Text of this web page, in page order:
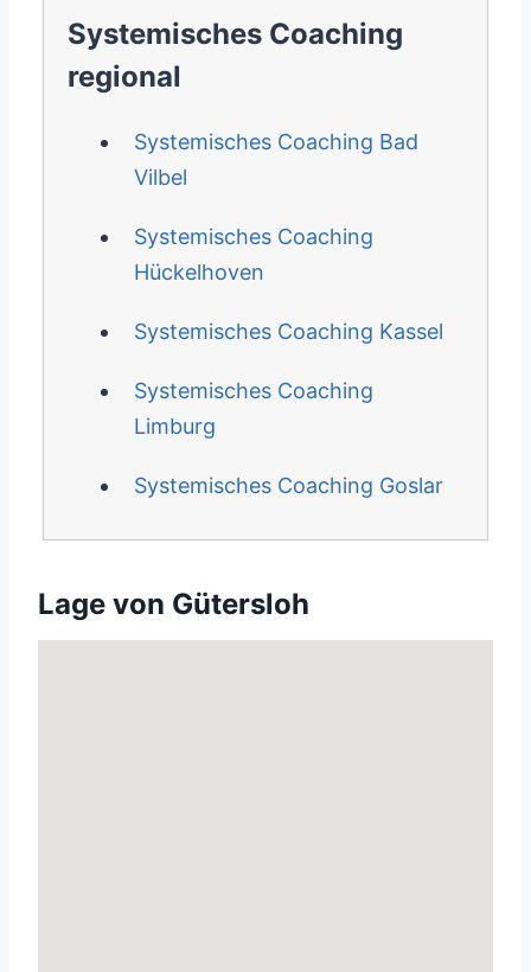
Systemisches Coaching
regional
Systemisches Coaching Bad
Vilbel
Systemisches Coaching
Hückelhoven
Systemisches Coaching Kassel
Systemisches Coaching
Limburg
Systemisches Coaching Goslar
Lage von Gütersloh